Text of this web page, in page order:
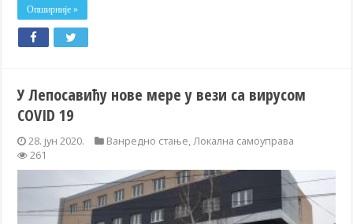
Опширније »
У Лепосавићу нове мере у вези са вирусом
COVID 19
28. јун 2020. Ванредно стање,Локална самоуправа
261